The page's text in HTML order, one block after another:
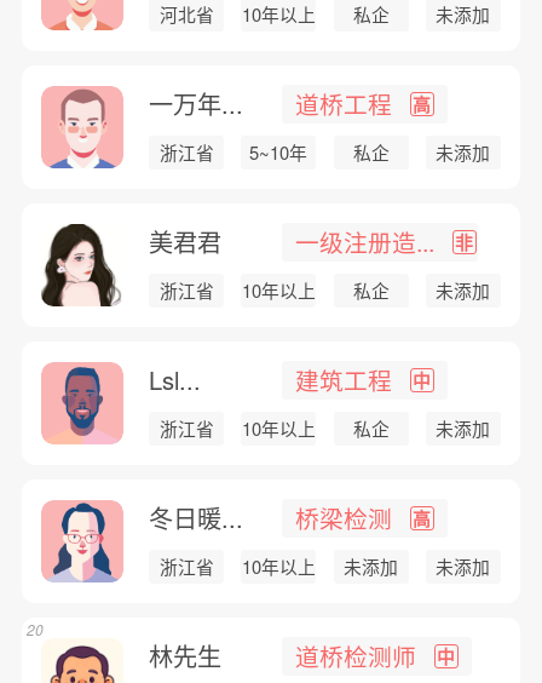
河北省 10年以上 私企 未添加
一万年... 道桥工程 高
浙江省 5~10年 私企 未添加
美君君 一级注册造... 非
浙江省 10年以上 私企 未添加
Lsl... 建筑工程 中
浙江省 10年以上 私企 未添加
冬日暖... 桥梁检测 高
浙江省 10年以上 未添加 未添加
林先生 道桥检测师 中
20